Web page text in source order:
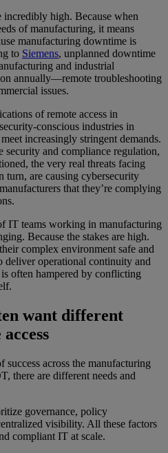
incredibly high. Because when
of manufacturing, it means
manufacturing downtime is
to Siemens, unplanned downtime
and industrial
annually—remote troubleshooting
issues.
of remote access in
conscious industries in
increasingly stringent demands.
security and compliance regulation,
the very real threats facing
turn, are causing cybersecurity
that they’re complying
IT teams working in manufacturing
Because the stakes are high.
complex environment safe and
deliver operational continuity and
often hampered by conflicting
want different
success across the manufacturing
there are different needs and
governance, policy
visibility. All these factors
compliant IT at scale.